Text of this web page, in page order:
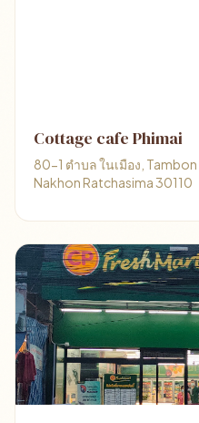
Cottage cafe Phimai
80-1 ตำบล ในเมือง, Tambon
Nakhon Ratchasima 30110